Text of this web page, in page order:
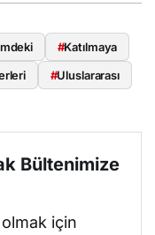
#Katılmaya
#Uluslararası
Bültenimize
için